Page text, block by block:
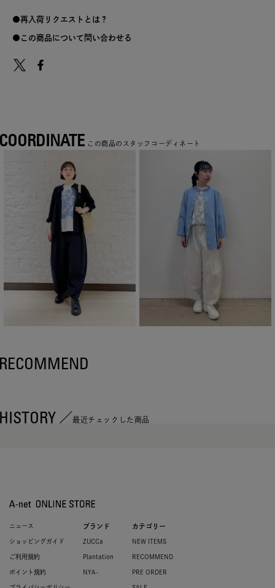
再入荷リクエストとは？
この商品について問い合わせる
この商品のスタッフコーディネート
最近チェックした商品
ニュース
ショッピングガイド
ご利用規約
ポイント規約
ブランド
ZUCCa
Plantation
NYA-
カテゴリー
NEW ITEMS
RECOMMEND
PRE ORDER